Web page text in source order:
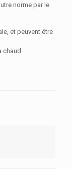
norme par le
et peuvent être
chaud